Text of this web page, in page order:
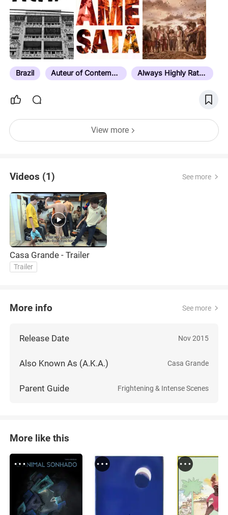
Brazil Auteur of Contemporary Latin American Cinema Always Highly Rated
View more
Videos (1) See more
Casa Grande - Trailer
Trailer
More info See more
Release Date Nov 2015
Also Known As (A.K.A.) Casa Grande
Parent Guide Frightening & Intense Scenes
More like this